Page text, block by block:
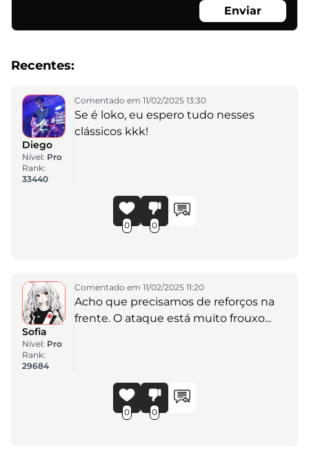
Enviar
Recentes:
Diego
Nível: Pro
Rank:
33440
Comentado em 11/02/2025 13:30
Se é loko, eu espero tudo nesses
clássicos kkk!
0 0
Sofia
Nível: Pro
Rank:
29684
Comentado em 11/02/2025 11:20
Acho que precisamos de reforços na
frente. O ataque está muito frouxo...
0 0